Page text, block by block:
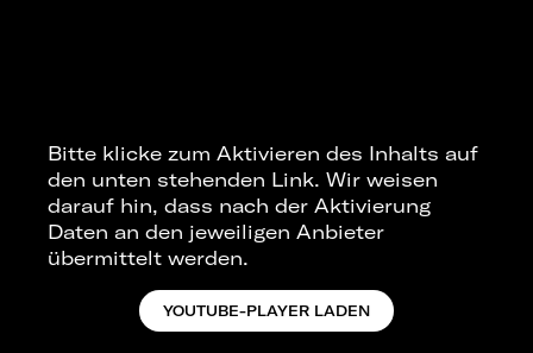
Bitte klicke zum Aktivieren des Inhalts auf
den unten stehenden Link. Wir weisen
darauf hin, dass nach der Aktivierung
Daten an den jeweiligen Anbieter
übermittelt werden.
YOUTUBE-PLAYER LADEN